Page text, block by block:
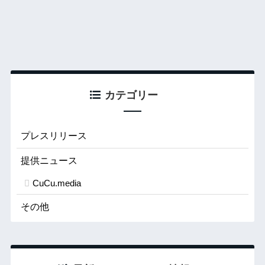
カテゴリー
プレスリリース
提供ニュース
CuCu.media
その他